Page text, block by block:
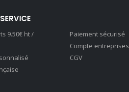
9.50€ ht /
Paiement sécurisé
Compte entreprises
CGV